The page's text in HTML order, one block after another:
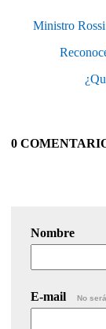
Ministro
0
Nombre
E-mail No